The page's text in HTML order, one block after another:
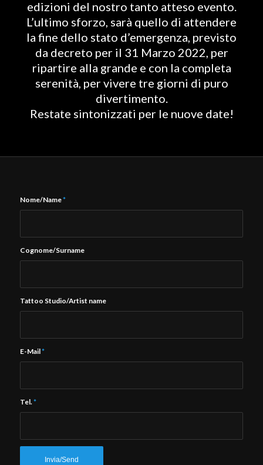
edizioni del nostro tanto atteso evento.
L’ultimo sforzo, sarà quello di attendere
la fine dello stato d’emergenza, previsto
da decreto per il 31 Marzo 2022, per
ripartire alla grande e con la completa
serenità, per vivere tre giorni di puro
divertimento.
Restate sintonizzati per le nuove date!
Nome/Name*
Cognome/Surname
Tattoo Studio/Artist name
E-Mail*
Tel.*